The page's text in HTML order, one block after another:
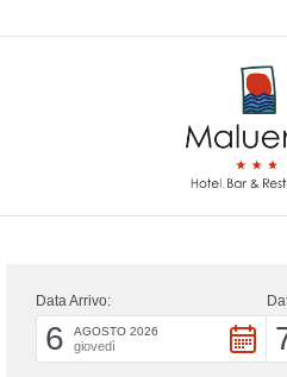
Data Arrivo:
6 AGOSTO 2026
giovedì